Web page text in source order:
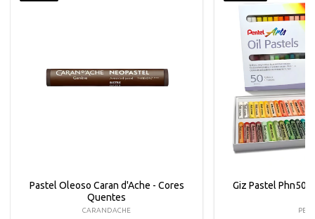
Pastel Oleoso Caran d'Ache - Cores
Quentes
CARANDACHE
Giz Pastel Phn50